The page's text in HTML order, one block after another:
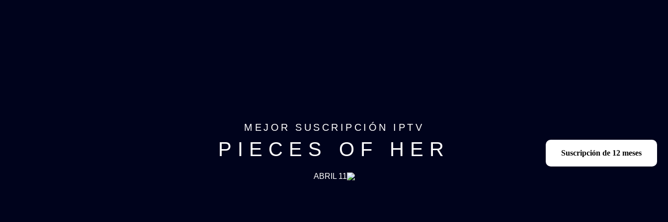
MEJOR SUSCRIPCIÓN IPTV
PIECES OF HER
ABRIL 11
Suscripción de 12 meses